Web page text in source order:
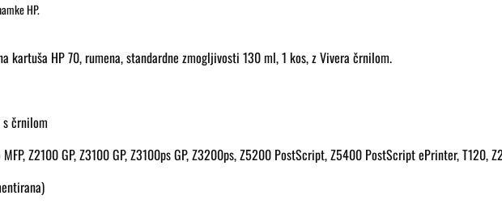
HP.
kartuša HP 70, rumena, standardne zmogljivosti 130 ml, 1 kos, z Vivera črnilom.
črnilom
Z2100 GP, Z3100 GP, Z3100ps GP, Z3200ps, Z5200 PostScript, Z5400 PostScript ePrinter, T120,